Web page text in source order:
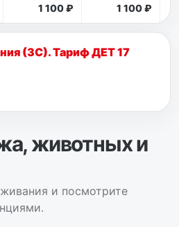
1 100 ₽ 1 100 ₽
(3С). Тариф ДЕТ 17
животных и
и посмотрите